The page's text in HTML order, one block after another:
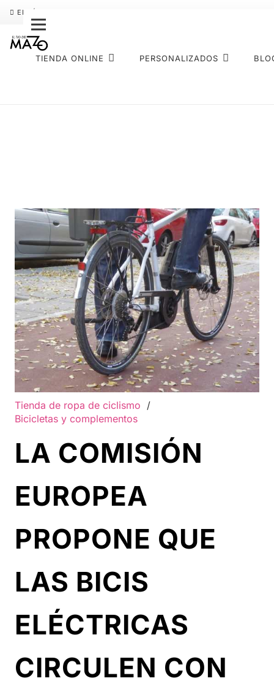
ENVÍO GRATIS
TIENDA ONLINE PERSONALIZADOS
Tienda de ropa de ciclismo /
Bicicletas y complementos
LA COMISIÓN
EUROPEA
PROPONE QUE
LAS BICIS
ELÉCTRICAS
CIRCULEN CON